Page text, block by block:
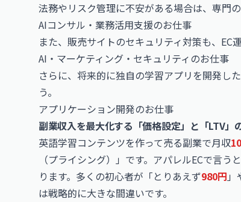
法務やリスク管理に不安がある場合は、専門
AIコンサル・業務活用支援のお仕事
また、販売サイトのセキュリティ対策も、EC
AI・マーケティング・セキュリティのお仕事
さらに、将来的に独自の学習アプリを開発し
う。
アプリケーション開発のお仕事
副業収入を最大化する「価格設定」と「LTV」
英語学習コンテンツを作って売る副業で月収
（プライシング）」です。アパレルECで言
ります。多くの初心者が「とりあえず980円 」
は戦略的に大きな間違いです。